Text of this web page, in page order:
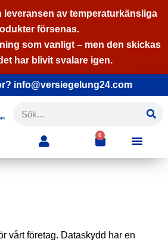
leveransen av temperaturkänsliga
försenas.
som vanligt – men den skickas
har blivit svalare igen.
info@versiegelung24.com
0
vårt företag. Dataskydd har en